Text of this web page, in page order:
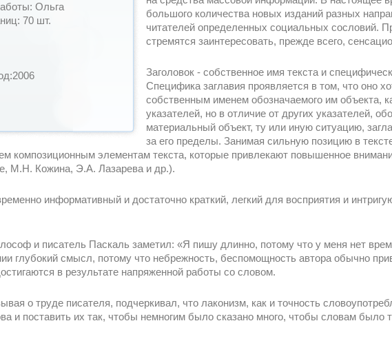
Ольга
70 шт.
большого количества новых изданий разных
читателей определенных социальных сословий.
стремятся заинтересовать, прежде всего,
Заголовок - собственное имя текста и
Специфика заглавия проявляется в том, что оно
собственным именем обозначаемого им объекта,
указателей, но в отличие от других указателей,
материальный объект, ту или иную ситуацию,
за его пределы. Занимая сильную позицию в
композиционным элементам текста, которые привлекают повышенное
М.Н. Кожина, Э.А. Лазарева и др.).
информативный и достаточно краткий, легкий для восприятия и
и писатель Паскаль заметил: «Я пишу длинно, потому что у меня нет
глубокий смысл, потому что небрежность, беспомощность автора обычно
в результате напряженной работы со словом.
о труде писателя, подчеркивал, что лаконизм, как и точность
и поставить их так, чтобы немногим было сказано много, чтобы словам было